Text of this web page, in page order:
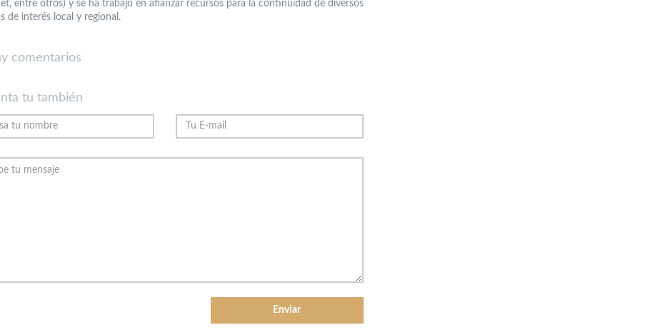
entre otros) y se ha trabajo en afianzar recursos para la continuidad de diversos
de interés local y regional.
comentarios
tu también